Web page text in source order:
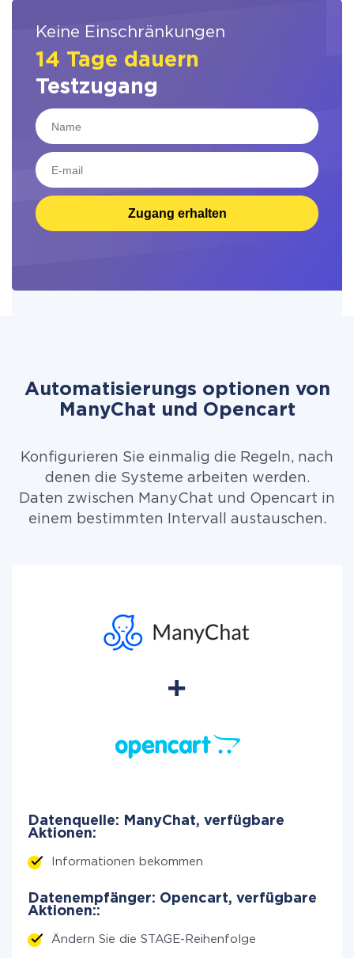
Keine Einschränkungen
14 Tage dauern
Testzugang
Zugang erhalten
Automatisierungs optionen von
ManyChat und Opencart
Konfigurieren Sie einmalig die Regeln, nach
denen die Systeme arbeiten werden.
Daten zwischen ManyChat und Opencart in
einem bestimmten Intervall austauschen.
Datenquelle: ManyChat, verfügbare
Aktionen:
Informationen bekommen
Datenempfänger: Opencart, verfügbare
Aktionen::
Ändern Sie die STAGE-Reihenfolge